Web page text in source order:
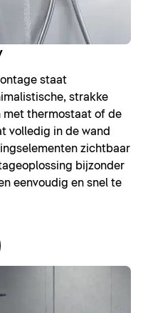
staat
strakke
met thermostaat of de
volledig in de wand
zichtbaar
bijzonder
eenvoudig en snel te